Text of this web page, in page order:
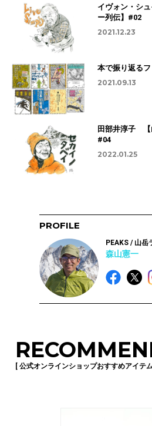
イヴォン・シ
ー列伝】#02
2021.12.23
本で振り返る
2021.09.13
田部井淳子 【
#04
2022.01.25
PROFILE
PEAKS / 山岳
森山憲一
[ 公式オンラインショップおすすめアイテ